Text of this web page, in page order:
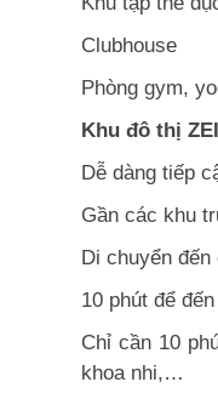
Clubhouse
Phòng gym,
Khu đô thị
Dễ dàng tiếp
Gần các khu
Di chuyển
10 phút để
Chỉ cần 10
khoa nhi,…